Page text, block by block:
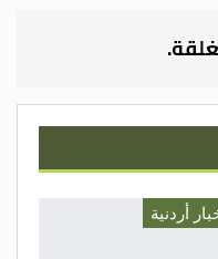
وتطوير
والتصدير،
وتعزيز نهج
أردنية